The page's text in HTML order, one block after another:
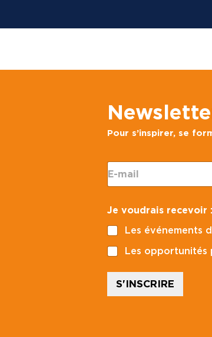
Pour s’inspirer, se
o
u
a
i
s
C
o
d
E
-
m
i
*
Je voudrais recevoir :
Les événements
Les opportunités
S'INSCRIRE